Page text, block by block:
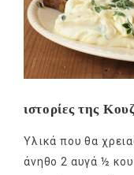
ιστορίες της
Υλικά που θα
άνηθο 2 αυγά ½